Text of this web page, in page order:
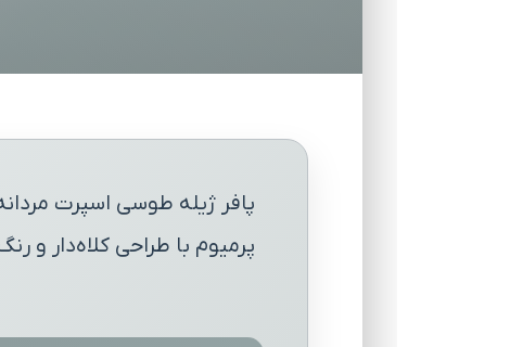
پافر ژیله طوسی اسپرت
پرمیوم با طراحی کلاه‌دار و